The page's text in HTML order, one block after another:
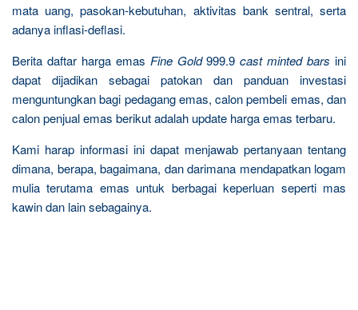
mata uang, pasokan-kebutuhan, aktivitas bank sentral, serta
adanya inflasi-deflasi.
Berita daftar harga emas Fine Gold999.9cast minted barsini
dapat dijadikan sebagai patokan dan panduan investasi
menguntungkan bagi pedagang emas, calon pembeli emas, dan
calon penjual emas berikut adalah update harga emas terbaru.
Kami harap informasi ini dapat menjawab pertanyaan tentang
dimana, berapa, bagaimana, dan darimana mendapatkan logam
mulia terutama emas untuk berbagai keperluan seperti mas
kawin dan lain sebagainya.